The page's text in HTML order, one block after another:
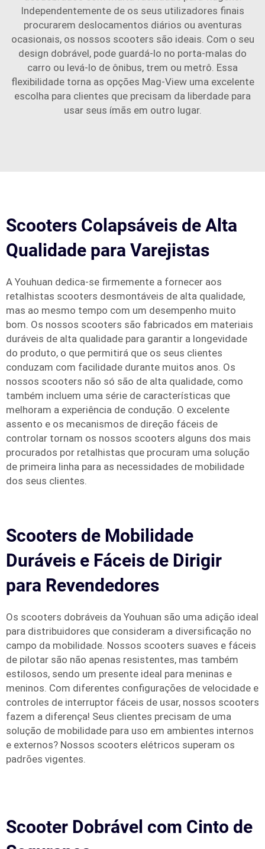
Independentemente de os seus utilizadores finais
procurarem deslocamentos diários ou aventuras
ocasionais, os nossos scooters são ideais. Com o seu
design dobrável, pode guardá-lo no porta-malas do
carro ou levá-lo de ônibus, trem ou metrô. Essa
flexibilidade torna as opções Mag-View uma excelente
escolha para clientes que precisam da liberdade para
usar seus ímãs em outro lugar.
Scooters Colapsáveis de Alta
Qualidade para Varejistas
A Youhuan dedica-se firmemente a fornecer aos
retalhistas scooters desmontáveis de alta qualidade,
mas ao mesmo tempo com um desempenho muito
bom. Os nossos scooters são fabricados em materiais
duráveis de alta qualidade para garantir a longevidade
do produto, o que permitirá que os seus clientes
conduzam com facilidade durante muitos anos. Os
nossos scooters não só são de alta qualidade, como
também incluem uma série de características que
melhoram a experiência de condução. O excelente
assento e os mecanismos de direção fáceis de
controlar tornam os nossos scooters alguns dos mais
procurados por retalhistas que procuram uma solução
de primeira linha para as necessidades de mobilidade
dos seus clientes.
Scooters de Mobilidade
Duráveis e Fáceis de Dirigir
para Revendedores
Os scooters dobráveis da Youhuan são uma adição ideal
para distribuidores que consideram a diversificação no
campo da mobilidade. Nossos scooters suaves e fáceis
de pilotar são não apenas resistentes, mas também
estilosos, sendo um presente ideal para meninas e
meninos. Com diferentes configurações de velocidade e
controles de interruptor fáceis de usar, nossos scooters
fazem a diferença! Seus clientes precisam de uma
solução de mobilidade para uso em ambientes internos
e externos? Nossos scooters elétricos superam os
padrões vigentes.
Scooter Dobrável com Cinto de